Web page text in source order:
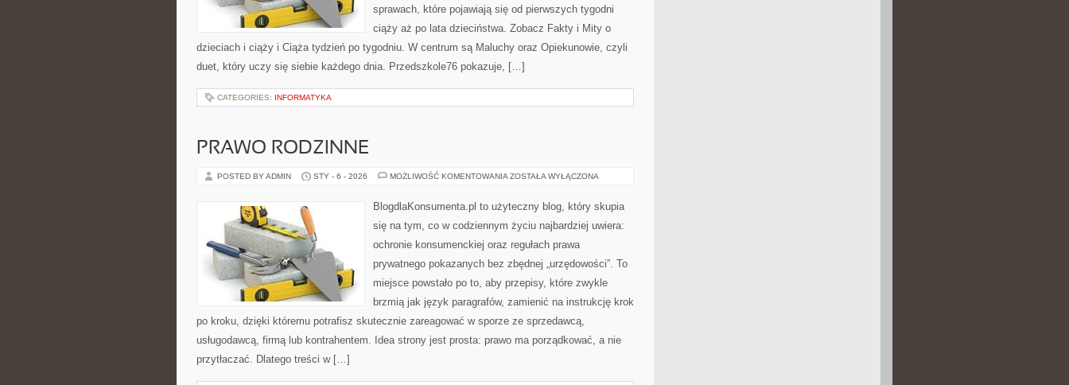
sprawach, które pojawiają się od pierwszych tygodni
ciąży aż po lata dzieciństwa. Zobacz Fakty i Mity o
dzieciach i ciąży i Ciąża tydzień po tygodniu. W centrum są Maluchy oraz Opiekunowie, czyli
duet, który uczy się siebie każdego dnia. Przedszkole76 pokazuje, […]
CATEGORIES: INFORMATYKA
PRAWO RODZINNE
POSTED BY ADMIN STY - 6 - 2026 MOŻLIWOŚĆ KOMENTOWANIA PRAWO
ZOSTAŁA WYŁĄCZONA
BlogdlaKonsumenta.pl to użyteczny blog, który skupia
się na tym, co w codziennym życiu najbardziej uwiera:
ochronie konsumenckiej oraz regułach prawa
prywatnego pokazanych bez zbędnej „urzędowości”. To
miejsce powstało po to, aby przepisy, które zwykle
brzmią jak język paragrafów, zamienić na instrukcję krok
po kroku, dzięki któremu potrafisz skutecznie zareagować w sporze ze sprzedawcą,
usługodawcą, firmą lub kontrahentem. Idea strony jest prosta: prawo ma porządkować, a nie
przytłaczać. Dlatego treści w […]